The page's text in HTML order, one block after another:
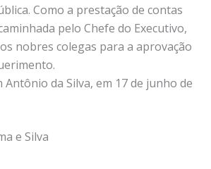
Como a prestação de contas
pelo Chefe do Executivo,
nobres colegas para a aprovação
Antônio da Silva, em 17 de junho de
e Silva